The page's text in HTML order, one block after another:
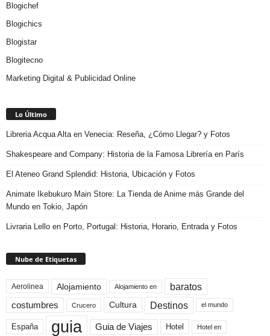
Blogichef
Blogichics
Blogistar
Blogitecno
Marketing Digital & Publicidad Online
Lo Último
Libreria Acqua Alta en Venecia: Reseña, ¿Cómo Llegar? y Fotos
Shakespeare and Company: Historia de la Famosa Librería en París
El Ateneo Grand Splendid: Historia, Ubicación y Fotos
Animate Ikebukuro Main Store: La Tienda de Anime más Grande del
Mundo en Tokio, Japón
Livraria Lello en Porto, Portugal: Historia, Horario, Entrada y Fotos
Nube de Etiquetas
Aerolinea Alojamiento Alojamiento en baratos
costumbres Crucero Cultura Destinos el mundo
España guia Guia de Viajes Hotel Hotel en